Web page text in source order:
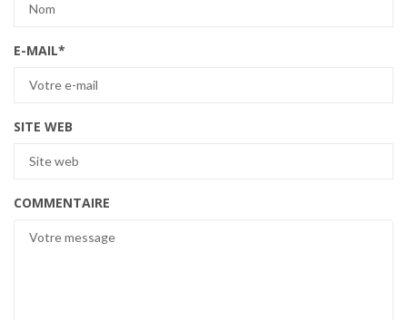
E-MAIL*
SITE WEB
COMMENTAIRE